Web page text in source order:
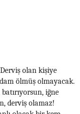
olan kişiye
ölmüş olmayacak.
iğne
derviş olamaz!